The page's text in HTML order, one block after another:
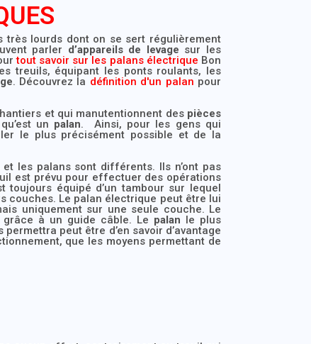
très lourds dont on se sert régulièrement
parler d’appareils de levage sur les
tout savoir sur les palans électrique Bon
treuils, équipant les ponts roulants, les
. Découvrez la définition d'un palan pour
et qui manutentionnent des pièces
un palan. Ainsi, pour les gens qui
le plus précisément possible et de la
et les palans sont différents. Ils n’ont pas
est prévu pour effectuer des opérations
toujours équipé d’un tambour sur lequel
couches. Le palan électrique peut être lui
uniquement sur une seule couche. Le
grâce à un guide câble. Le palan le plus
peut être d’en savoir d’avantage
que les moyens permettant de